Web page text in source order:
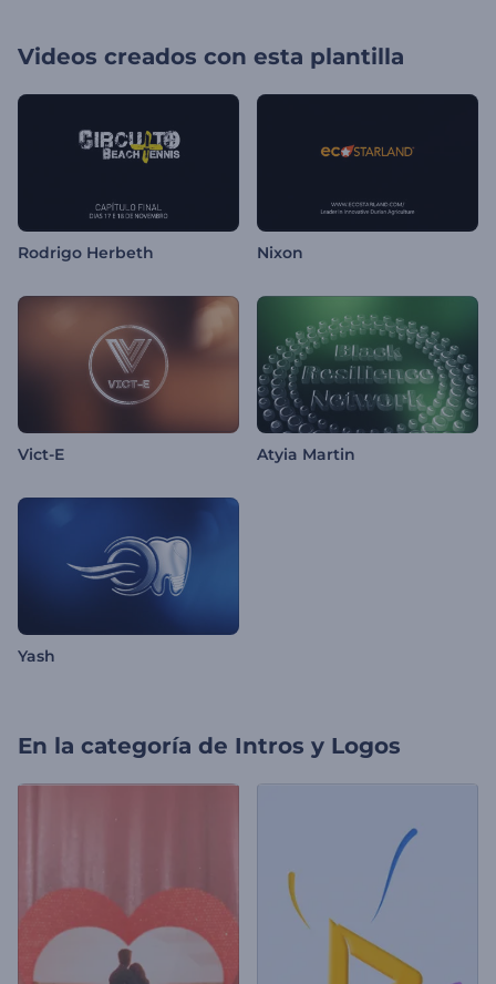
Videos creados con esta plantilla
Rodrigo Herbeth Nixon
Vict-E Atyia Martin
Yash
En la categoría de Intros y Logos